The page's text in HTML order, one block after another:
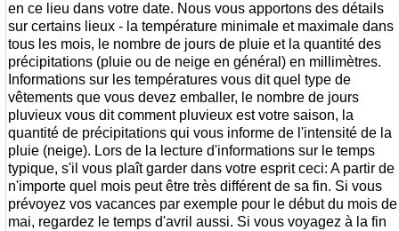
en ce lieu dans votre date. Nous vous apportons des détails
sur certains lieux - la température minimale et maximale dans
tous les mois, le nombre de jours de pluie et la quantité des
précipitations (pluie ou de neige en général) en millimètres.
Informations sur les températures vous dit quel type de
vêtements que vous devez emballer, le nombre de jours
pluvieux vous dit comment pluvieux est votre saison, la
quantité de précipitations qui vous informe de l'intensité de la
pluie (neige). Lors de la lecture d'informations sur le temps
typique, s'il vous plaît garder dans votre esprit ceci: A partir de
n'importe quel mois peut être très différent de sa fin. Si vous
prévoyez vos vacances par exemple pour le début du mois de
mai, regardez le temps d'avril aussi. Si vous voyagez à la fin